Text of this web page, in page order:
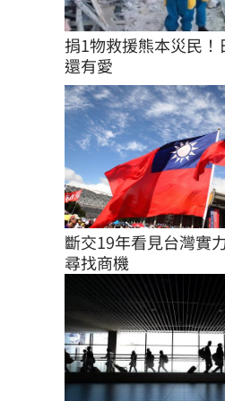
捐1物救援熊本災民！
還有愛
斷交19年看見台灣實
尋找商機